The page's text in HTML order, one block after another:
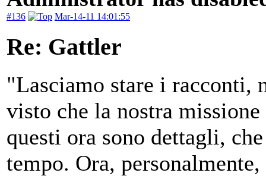
#136 Mar-14-11 14:01:55
Re: Gattler
"Lasciamo stare i racconti,
visto che la nostra
questi ora sono dettagli,
tempo. Ora,